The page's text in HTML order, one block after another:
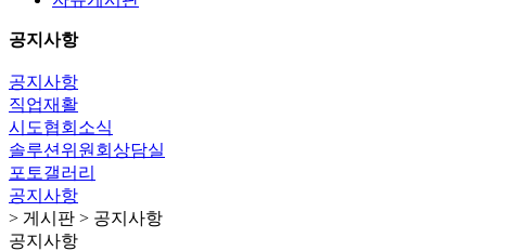
공지사항
공지사항
직업재활
시도협회소식
솔루션위원회상담실
포토갤러리
공지사항
> 게시판 > 공지사항
공지사항